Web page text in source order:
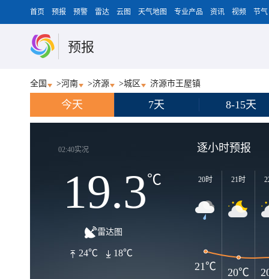
首页 预报 预警 雷达 云图 天气地图 专业产品 资讯 视频 节气
预报
全国 >河南 >济源 >城区 济源市王屋镇
今天 7天 8-15天
02:40实况
19.3℃
雷达图
24℃ 18℃
逐小时预报
20时 21时
21℃ 20℃